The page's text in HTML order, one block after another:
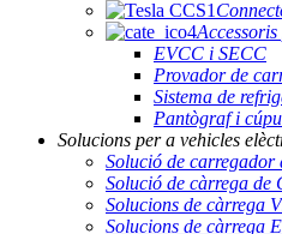
EVCC i SECC
Provador de
Sistema de
Pantògraf i
Solucions per a vehicles
Solució de carregador
Solució de càrrega de
Solucions de càrrega
Solucions de càrrega